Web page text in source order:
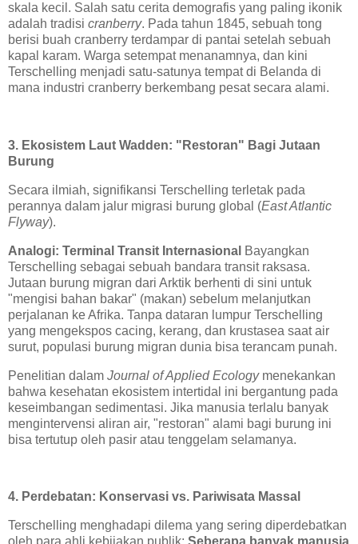
skala kecil. Salah satu cerita demografis yang paling ikonik
adalah tradisi cranberry. Pada tahun 1845, sebuah tong
berisi buah cranberry terdampar di pantai setelah sebuah
kapal karam. Warga setempat menanamnya, dan kini
Terschelling menjadi satu-satunya tempat di Belanda di
mana industri cranberry berkembang pesat secara alami.
3. Ekosistem Laut Wadden: "Restoran" Bagi Jutaan
Burung
Secara ilmiah, signifikansi Terschelling terletak pada
perannya dalam jalur migrasi burung global (East Atlantic
Flyway).
Analogi: Terminal Transit Internasional Bayangkan
Terschelling sebagai sebuah bandara transit raksasa.
Jutaan burung migran dari Arktik berhenti di sini untuk
"mengisi bahan bakar" (makan) sebelum melanjutkan
perjalanan ke Afrika. Tanpa dataran lumpur Terschelling
yang mengekspos cacing, kerang, dan krustasea saat air
surut, populasi burung migran dunia bisa terancam punah.
Penelitian dalam Journal of Applied Ecologymenekankan
bahwa kesehatan ekosistem intertidal ini bergantung pada
keseimbangan sedimentasi. Jika manusia terlalu banyak
mengintervensi aliran air, "restoran" alami bagi burung ini
bisa tertutup oleh pasir atau tenggelam selamanya.
4. Perdebatan: Konservasi vs. Pariwisata Massal
Terschelling menghadapi dilema yang sering diperdebatkan
oleh para ahli kebijakan publik: Seberapa banyak manusia